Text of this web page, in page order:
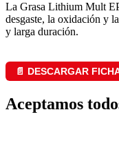
La Grasa Lithium Mult
desgaste, la oxidación y
y larga duración.
📄 DESCARGAR
Aceptamos